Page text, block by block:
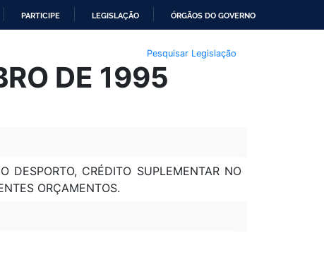
PARTICIPE LEGISLAÇÃO ÓRGÃOS DO GOVERNO
Pesquisar Legislação
DE 1995
DESPORTO, CRÉDITO SUPLEMENTAR NO
ORÇAMENTOS.